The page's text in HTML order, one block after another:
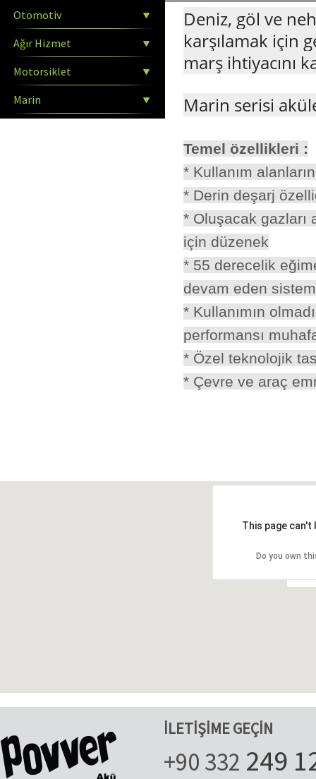
Otomotiv
Ağır Hizmet
Motorsiklet
Marin
Deniz, göl ve
karşılamak için
marş ihtiyacını
Marin serisi
Temel özellikleri :
* Kullanım
* Derin deşarj
* Oluşacak gazları
için düzenek
* 55 derecelik
devam eden sistem
* Kullanımın
performansı
* Özel teknolojik
* Çevre ve araç
This page
Do you own
İLETİŞİME GEÇİN
+90 332 249